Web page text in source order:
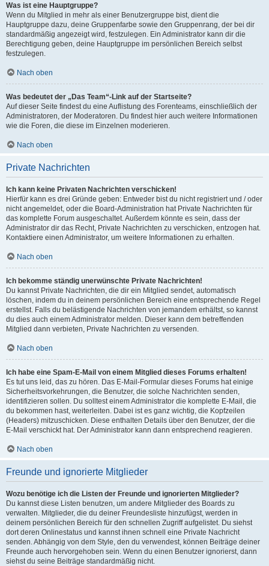
Was ist eine Hauptgruppe?
Wenn du Mitglied in mehr als einer Benutzergruppe bist, dient die
Hauptgruppe dazu, deine Gruppenfarbe sowie den Gruppenrang, der bei dir
standardmäßig angezeigt wird, festzulegen. Ein Administrator kann dir die
Berechtigung geben, deine Hauptgruppe im persönlichen Bereich selbst
festzulegen.
Nach oben
Was bedeutet der „Das Team“-Link auf der Startseite?
Auf dieser Seite findest du eine Auflistung des Forenteams, einschließlich der
Administratoren, der Moderatoren. Du findest hier auch weitere Informationen
wie die Foren, die diese im Einzelnen moderieren.
Nach oben
Private Nachrichten
Ich kann keine Privaten Nachrichten verschicken!
Hierfür kann es drei Gründe geben: Entweder bist du nicht registriert und / oder
nicht angemeldet, oder die Board-Administration hat Private Nachrichten für
das komplette Forum ausgeschaltet. Außerdem könnte es sein, dass der
Administrator dir das Recht, Private Nachrichten zu verschicken, entzogen hat.
Kontaktiere einen Administrator, um weitere Informationen zu erhalten.
Nach oben
Ich bekomme ständig unerwünschte Private Nachrichten!
Du kannst Private Nachrichten, die dir ein Mitglied sendet, automatisch
löschen, indem du in deinem persönlichen Bereich eine entsprechende Regel
erstellst. Falls du belästigende Nachrichten von jemandem erhältst, so kannst
du dies auch einem Administrator melden. Dieser kann dem betreffenden
Mitglied dann verbieten, Private Nachrichten zu versenden.
Nach oben
Ich habe eine Spam-E-Mail von einem Mitglied dieses Forums erhalten!
Es tut uns leid, das zu hören. Das E-Mail-Formular dieses Forums hat einige
Sicherheitsvorkehrungen, die Benutzer, die solche Nachrichten senden,
identifizieren sollen. Du solltest einem Administrator die komplette E-Mail, die
du bekommen hast, weiterleiten. Dabei ist es ganz wichtig, die Kopfzeilen
(Headers) mitzuschicken. Diese enthalten Details über den Benutzer, der die
E-Mail verschickt hat. Der Administrator kann dann entsprechend reagieren.
Nach oben
Freunde und ignorierte Mitglieder
Wozu benötige ich die Listen der Freunde und ignorierten Mitglieder?
Du kannst diese Listen benutzen, um andere Mitglieder des Boards zu
verwalten. Mitglieder, die du deiner Freundesliste hinzufügst, werden in
deinem persönlichen Bereich für den schnellen Zugriff aufgelistet. Du siehst
dort deren Onlinestatus und kannst ihnen schnell eine Private Nachricht
senden. Abhängig von dem Style, den du verwendest, können Beiträge deiner
Freunde auch hervorgehoben sein. Wenn du einen Benutzer ignorierst, dann
siehst du seine Beiträge standardmäßig nicht.